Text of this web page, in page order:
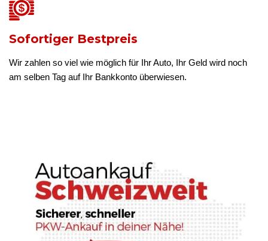
Sofortiger Bestpreis
Wir zahlen so viel wie möglich für Ihr Auto, Ihr Geld wird noch
am selben Tag auf Ihr Bankkonto überwiesen.